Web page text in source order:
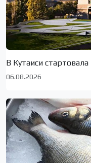
В Кутаиси
06.08.2026